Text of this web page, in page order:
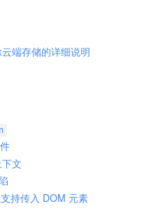
端存储的详细说明
下文
持传入 DOM 元素